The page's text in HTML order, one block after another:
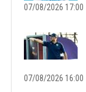
07/08/2026 17:00
07/08/2026 16:00